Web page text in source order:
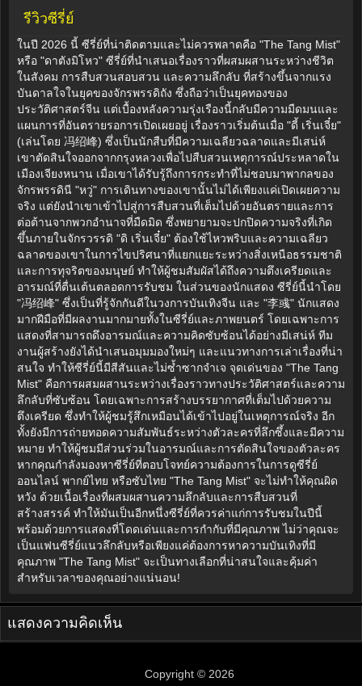
รีวิวซีรี่ย์
ในปี 2026 นี้ ซีรี่ย์ที่น่าติดตามและไม่ควรพลาดคือ "The Tang Mist"
หรือ "ดาตังมิโหว" ซีรี่ย์ที่นำเสนอเรื่องราวที่ผสมผสานระหว่างชีวิต
ในสังคม การสืบสวนสอบสวน และความลึกลับ ที่สร้างขึ้นจากแรง
บันดาลใจในยุคของจักรพรรดิถัง ซึ่งถือว่าเป็นยุคทองของ
ประวัติศาสตร์จีน แต่เบื้องหลังความรุ่งเรืองนี้กลับมีความมืดมนและ
แผนการที่อันตรายรอการเปิดเผยอยู่ เรื่องราวเริ่มต้นเมื่อ "ดี้ เริ่นเจี๋ย"
(เล่นโดย 冯绍峰) ซึ่งเป็นนักสืบที่มีความเฉลียวฉลาดและมีเสน่ห์
เขาตัดสินใจออกจากกรุงหลวงเพื่อไปสืบสวนเหตุการณ์ประหลาดใน
เมืองเจียงหนาน เมื่อเขาได้รับรู้ถึงการกระทำที่ไม่ชอบมาพากลของ
จักรพรรดินี "หวู่" การเดินทางของเขานั้นไม่ได้เพียงแค่เปิดเผยความ
จริง แต่ยังนำเขาเข้าไปสู่การสืบสวนที่เต็มไปด้วยอันตรายและการ
ต่อต้านจากพวกอำนาจที่มืดมิด ซึ่งพยายามจะปกปิดความจริงที่เกิด
ขึ้นภายในจักรวรรดิ "ดิ เริ่นเจี๋ย" ต้องใช้ไหวพริบและความเฉลียว
ฉลาดของเขาในการไขปริศนาที่แยกแยะระหว่างสิ่งเหนือธรรมชาติ
และการทุจริตของมนุษย์ ทำให้ผู้ชมสัมผัสได้ถึงความตึงเครียดและ
อารมณ์ที่ตื่นเต้นตลอดการรับชม ในส่วนของนักแสดง ซีรี่ย์นี้นำโดย
"冯绍峰" ซึ่งเป็นที่รู้จักกันดีในวงการบันเทิงจีน และ "李彧" นักแสดง
มากฝีมือที่มีผลงานมากมายทั้งในซีรี่ย์และภาพยนตร์ โดยเฉพาะการ
แสดงที่สามารถดึงอารมณ์และความคิดซับซ้อนได้อย่างมีเสน่ห์ ทีม
งานผู้สร้างยังได้นำเสนอมุมมองใหม่ๆ และแนวทางการเล่าเรื่องที่น่า
สนใจ ทำให้ซีรี่ย์นี้มีสีสันและไม่ซ้ำซากจำเจ จุดเด่นของ "The Tang
Mist" คือการผสมผสานระหว่างเรื่องราวทางประวัติศาสตร์และความ
ลึกลับที่ซับซ้อน โดยเฉพาะการสร้างบรรยากาศที่เต็มไปด้วยความ
ตึงเครียด ซึ่งทำให้ผู้ชมรู้สึกเหมือนได้เข้าไปอยู่ในเหตุการณ์จริง อีก
ทั้งยังมีการถ่ายทอดความสัมพันธ์ระหว่างตัวละครที่ลึกซึ้งและมีความ
หมาย ทำให้ผู้ชมมีส่วนร่วมในอารมณ์และการตัดสินใจของตัวละคร
หากคุณกำลังมองหาซีรี่ย์ที่ตอบโจทย์ความต้องการในการดูซีรี่ย์
ออนไลน์ พากย์ไทย หรือซับไทย "The Tang Mist" จะไม่ทำให้คุณผิด
หวัง ด้วยเนื้อเรื่องที่ผสมผสานความลึกลับและการสืบสวนที่
สร้างสรรค์ ทำให้มันเป็นอีกหนึ่งซีรี่ย์ที่ควรค่าแก่การรับชมในปีนี้
พร้อมด้วยการแสดงที่โดดเด่นและการกำกับที่มีคุณภาพ ไม่ว่าคุณจะ
เป็นแฟนซีรี่ย์แนวลึกลับหรือเพียงแค่ต้องการหาความบันเทิงที่มี
คุณภาพ "The Tang Mist" จะเป็นทางเลือกที่น่าสนใจและคุ้มค่า
สำหรับเวลาของคุณอย่างแน่นอน!
แสดงความคิดเห็น
Copyright © 2026